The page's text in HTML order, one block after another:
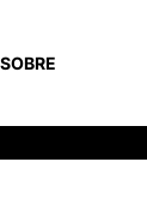
SOBRE